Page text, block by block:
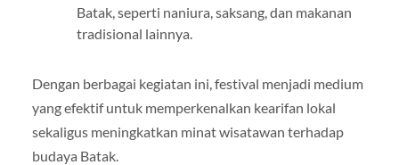
Batak, seperti naniura, saksang, dan makanan
tradisional lainnya.
Dengan berbagai kegiatan ini, festival menjadi medium
yang efektif untuk memperkenalkan kearifan lokal
sekaligus meningkatkan minat wisatawan terhadap
budaya Batak.